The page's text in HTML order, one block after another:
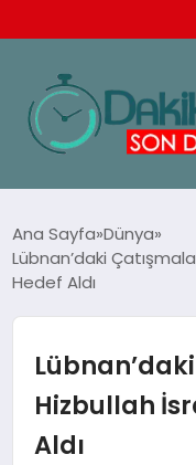
TEKNOLOJI
SPOR
YAŞAM
Ana Sayfa Dünya
Lübnan’daki
Hedef Aldı
Hizbullah
Aldı